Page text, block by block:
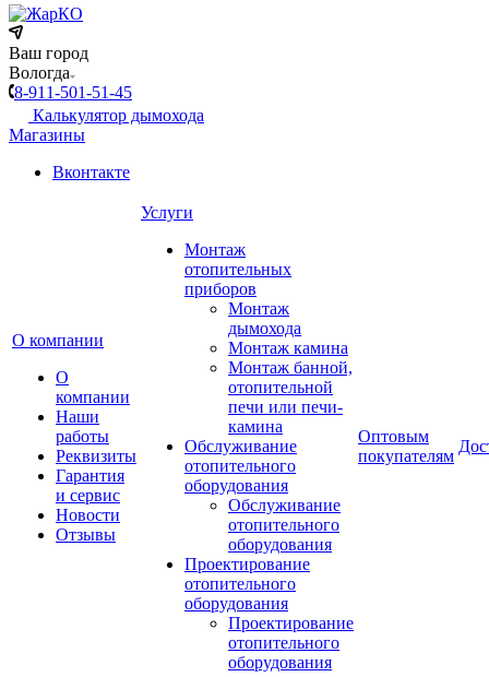
Ваш город
Вологда
8-911-501-51-45
Калькулятор дымохода
Магазины
Вконтакте
О компании
О
компании
Наши
работы
Реквизиты
Гарантия
и сервис
Новости
Отзывы
Услуги
Монтаж
отопительных
приборов
Монтаж
дымохода
Монтаж камина
Монтаж банной,
отопительной
печи или печи-
камина
Обслуживание
отопительного
оборудования
Обслуживание
отопительного
оборудования
Проектирование
отопительного
оборудования
Проектирование
отопительного
оборудования
Оптовым
покупателям